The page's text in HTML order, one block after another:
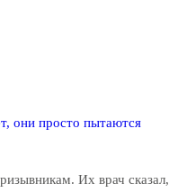
они просто пытаются
Их врач сказал,